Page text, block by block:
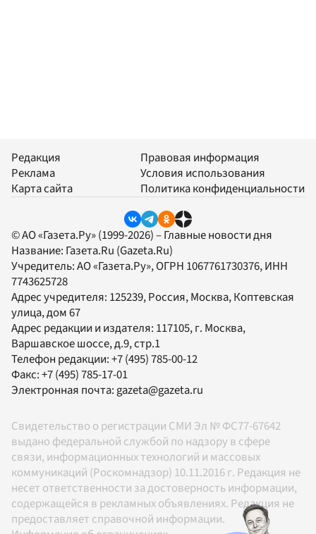
Редакция
Реклама
Карта сайта
Правовая информация
Условия использования
Политика конфиденциальности
© АО «Газета.Ру» (1999-2026) – Главные новости дня
Название: Газета.Ru (Gazeta.Ru)
Учредитель:АО «Газета.Ру», ОГРН 1067761730376, ИНН
7743625728
Адрес учредителя: 125239, Россия, Москва, Коптевская
улица, дом 67
Адрес редакции и издателя: 117105, г. Москва,
Варшавское шоссе, д.9, стр.1
Телефон редакции:+7 (495) 785-00-12
Факс:+7 (495) 785-17-01
Электронная почта:gazeta@gazeta.ru
Свидетельство о регистрации СМИ Эл № ФС77-67642
выдано федеральной службой по надзору в сфере
связи, информационных технологий и массовых
коммуникаций (Роскомнадзор) 10.11.2016 г. Редакция не
несет ответственности за достоверность информации,
содержащейся в рекламных объявлениях. Редакция не
предоставляет справочной информации.